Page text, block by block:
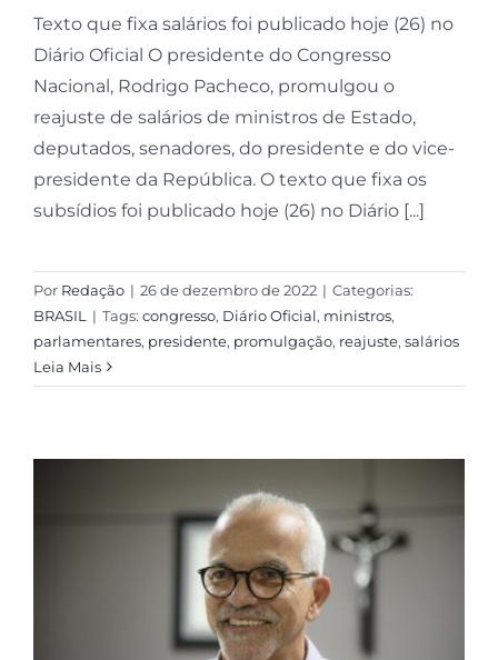
Texto que fixa salários foi publicado hoje (26) no
Diário Oficial O presidente do Congresso
Nacional, Rodrigo Pacheco, promulgou o
reajuste de salários de ministros de Estado,
deputados, senadores, do presidente e do vice-
presidente da República. O texto que fixa os
subsídios foi publicado hoje (26) no Diário [...]
Por Redação | 26 de dezembro de 2022 | Categorias:
BRASIL | Tags: congresso, Diário Oficial, ministros,
parlamentares, presidente, promulgação, reajuste, salários
Leia Mais